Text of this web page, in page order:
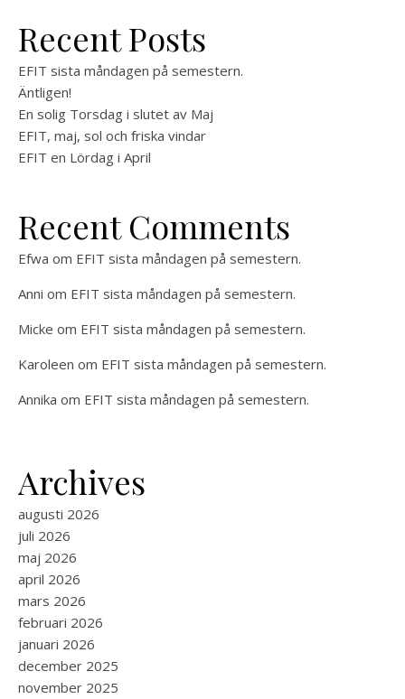
Recent Posts
EFIT sista måndagen på semestern.
Äntligen!
En solig Torsdag i slutet av Maj
EFIT, maj, sol och friska vindar
EFIT en Lördag i April
Recent Comments
Efwa om EFIT sista måndagen på semestern.
Anni om EFIT sista måndagen på semestern.
Micke om EFIT sista måndagen på semestern.
Karoleen om EFIT sista måndagen på semestern.
Annika om EFIT sista måndagen på semestern.
Archives
augusti 2026
juli 2026
maj 2026
april 2026
mars 2026
februari 2026
januari 2026
december 2025
november 2025